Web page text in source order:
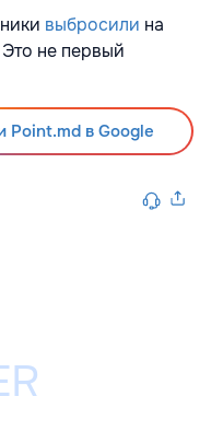
выбросили на
не первый
Point.md в Google